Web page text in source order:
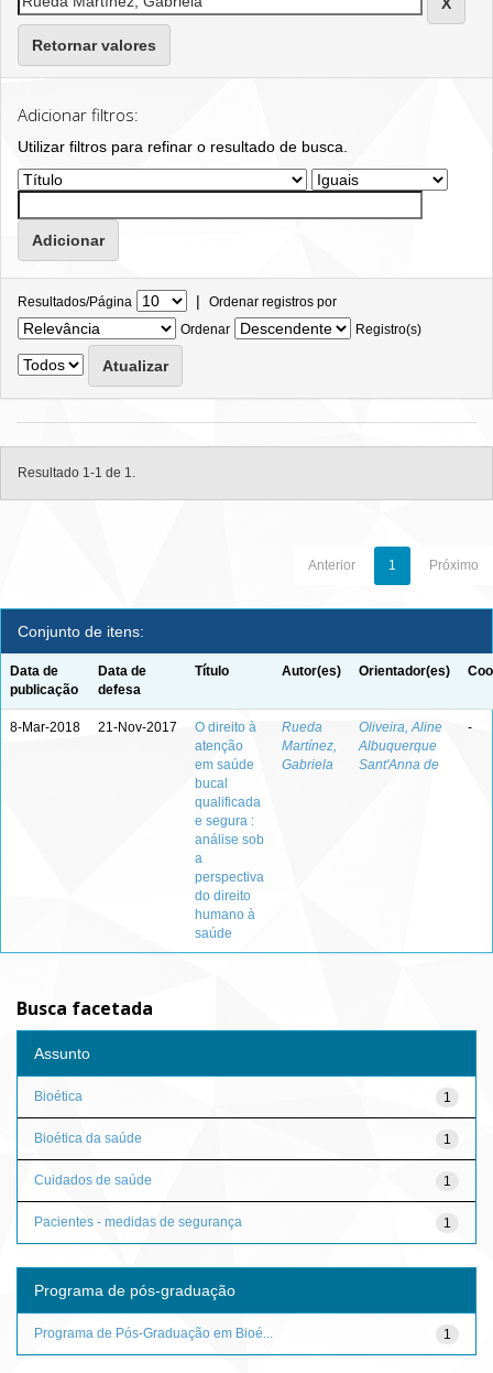
Retornar valores
Adicionar filtros:
Utilizar filtros para refinar o resultado de busca.
Resultados/Página | Ordenar registros por
Ordenar
Registro(s)
Resultado 1-1 de 1.
Anterior 1 Próximo
Conjunto de itens:
Data de
publicação
Data de
defesa
Título Autor(es) Orientador(es)
8-Mar-2018 21-Nov-2017
O direito à
atenção
em saúde
bucal
qualificada
e segura :
análise sob
a
perspectiva
do direito
humano à
saúde
Rueda
Martínez,
Gabriela
Oliveira, Aline
Albuquerque
Sant'Anna de
-
Busca facetada
Assunto
1
Bioética
1
Bioética da saúde
1
Cuidados de saúde
1
Pacientes - medidas de segurança
Programa de pós-graduação
1
Programa de Pós-Graduação em Bioé...